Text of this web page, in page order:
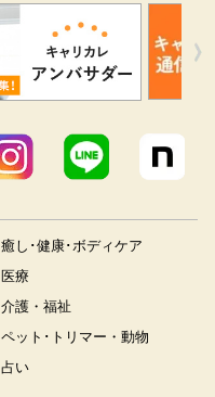
YouTube Instagram LINE
癒し･健康･ボディケア
医療
介護・福祉
ペット･トリマー・動物
占い